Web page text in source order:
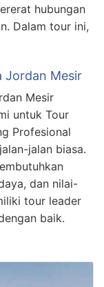
hubungan
Dalam tour ini,
Jordan Mesir
Mesir
untuk Tour
Profesional
jalan biasa.
dan nilai-
tour leader
baik.